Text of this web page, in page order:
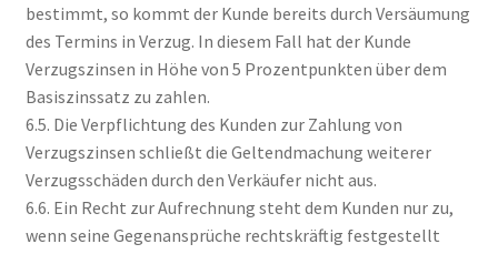
bestimmt, so kommt der Kunde bereits durch Versäumung
des Termins in Verzug. In diesem Fall hat der Kunde
Verzugszinsen in Höhe von 5 Prozentpunkten über dem
Basiszinssatz zu zahlen.
6.5. Die Verpflichtung des Kunden zur Zahlung von
Verzugszinsen schließt die Geltendmachung weiterer
Verzugsschäden durch den Verkäufer nicht aus.
6.6. Ein Recht zur Aufrechnung steht dem Kunden nur zu,
wenn seine Gegenansprüche rechtskräftig festgestellt